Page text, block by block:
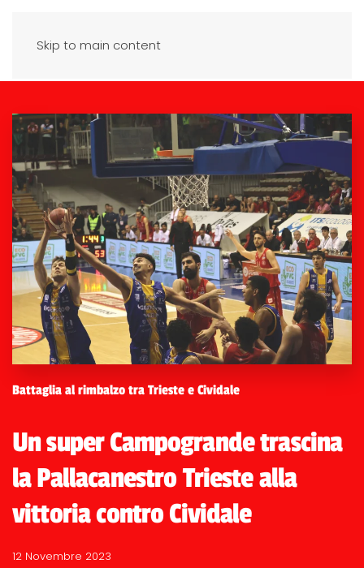
Skip to main content
Battaglia al rimbalzo tra Trieste e Cividale
Un super Campogrande trascina
la Pallacanestro Trieste alla
vittoria contro Cividale
12 Novembre 2023